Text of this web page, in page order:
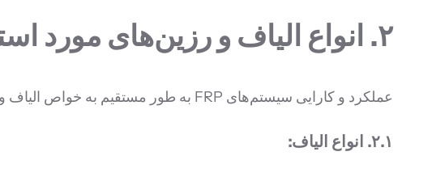
۲. انواع الیاف و رزین‌های مورد استفاده در سیستم‌های FRP
عملکرد و کارایی سیستم‌های FRP به طور مستقیم به خواص الیاف و رزین‌های مورد استفاده در آن‌ها بستگی دارد.
۲.۱. انواع الیاف: